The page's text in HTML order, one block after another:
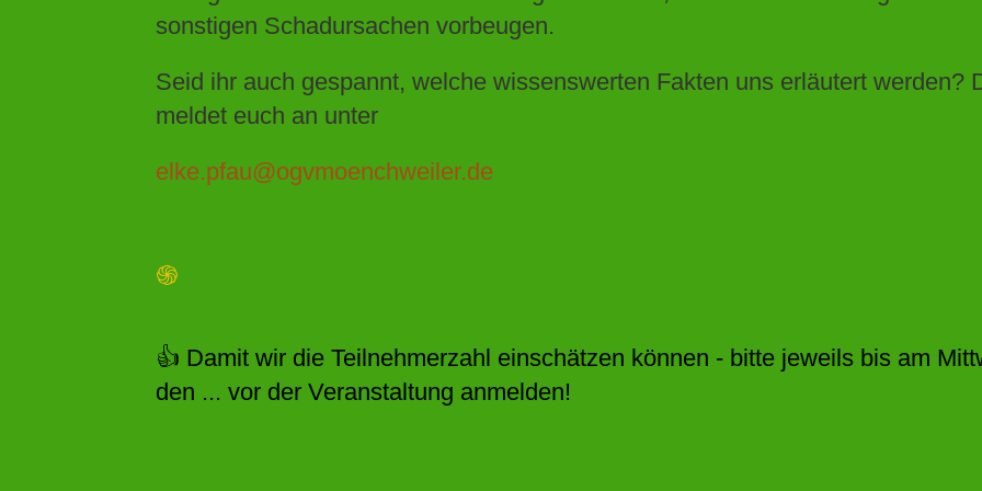
sonstigen Schadursachen vorbeugen.
Seid ihr auch gespannt, welche wissenswerten Fakten uns erläutert werden?
meldet euch an unter
elke.pfau@ogvmoenchweiler.de
֍
👍 Damit wir die Teilnehmerzahl einschätzen können - bitte jeweils bis am
den ... vor der Veranstaltung anmelden!